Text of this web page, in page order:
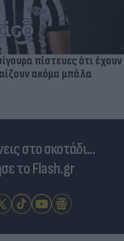
στο σκοτάδι...
το Flash.gr